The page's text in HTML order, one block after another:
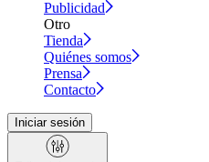
Publicidad
Otro
Tienda
Quiénes somos
Prensa
Contacto
Iniciar sesión